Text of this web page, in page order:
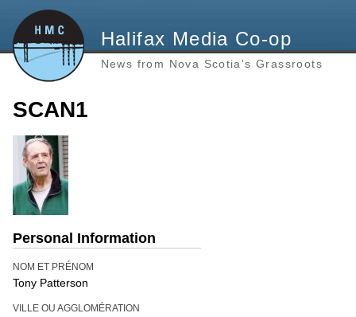
Halifax Media Co-op
News from Nova Scotia's Grassroots
SCAN1
Personal Information
NOM ET PRÉNOM
Tony Patterson
VILLE OU AGGLOMÉRATION